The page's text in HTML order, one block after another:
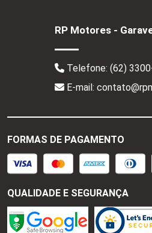
RP Motores -
Telefone: (62)
E-mail:
FORMAS DE PAGAMENTO
QUALIDADE E SEGURANÇA